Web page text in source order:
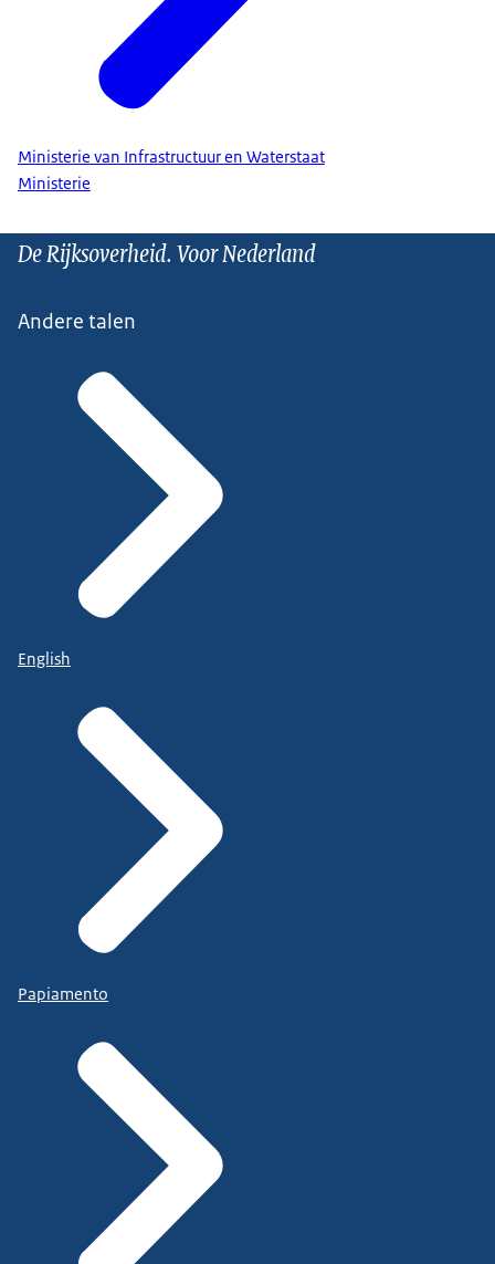
Ministerie van Infrastructuur en Waterstaat
Ministerie
De Rijksoverheid. Voor Nederland
Andere talen
English
Papiamento